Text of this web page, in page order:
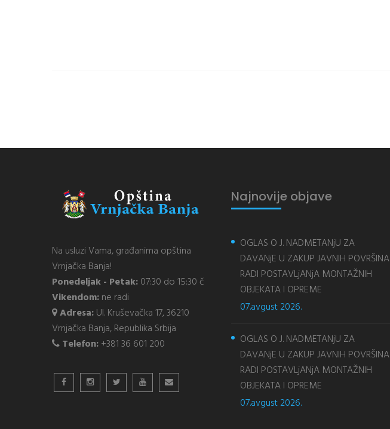
Na usluzi Vama, građanima opština
Vrnjačka Banja!
Ponedeljak - Petak:07:30 do 15:30 č
Vikendom:ne radi
Adresa:Ul. Kruševačka 17, 36210
Vrnjačka Banja, Republika Srbija
Telefon:+381 36 601 200
Najnovije objave
OGLAS O J. NADMETANjU ZA
DAVANjE U ZAKUP JAVNIH POVRŠINA
RADI POSTAVLjANjA MONTAŽNIH
OBJEKATA I OPREME
07.avgust 2026.
OGLAS O J. NADMETANjU ZA
DAVANjE U ZAKUP JAVNIH POVRŠINA
RADI POSTAVLjANjA MONTAŽNIH
OBJEKATA I OPREME
07.avgust 2026.